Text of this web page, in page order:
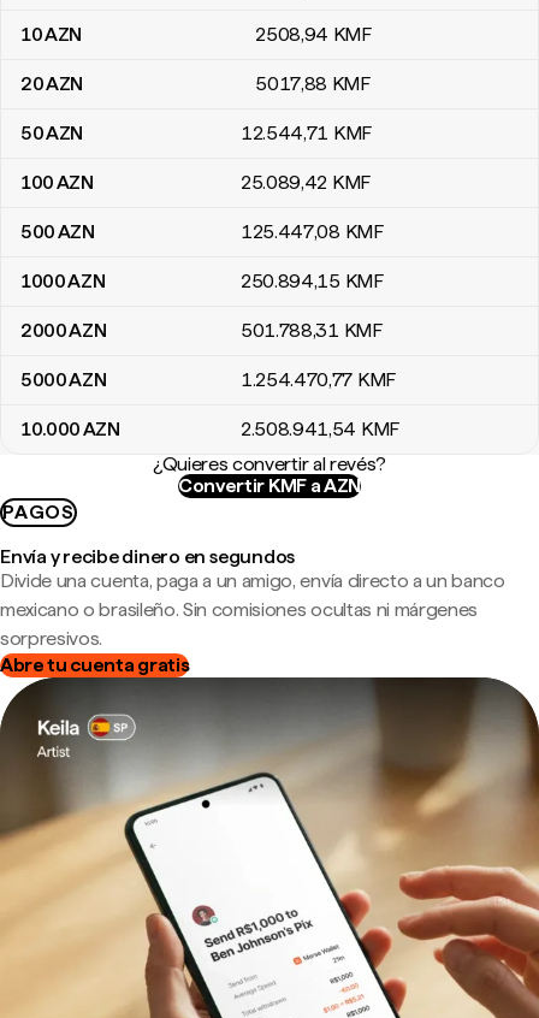
10AZN 2508,94 KMF
20AZN 5017,88 KMF
50AZN 12.544,71 KMF
100AZN 25.089,42 KMF
500AZN 125.447,08 KMF
1000AZN 250.894,15 KMF
2000AZN 501.788,31 KMF
5000AZN 1.254.470,77 KMF
10.000AZN 2.508.941,54 KMF
¿Quieres convertir al revés?
Convertir KMF a AZN
PAGOS
Envía y recibe dinero en segundos
Divide una cuenta, paga a un amigo, envía directo a un banco
mexicano o brasileño. Sin comisiones ocultas ni márgenes
sorpresivos.
Abre tu cuenta gratis